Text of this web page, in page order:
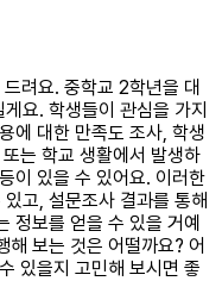
려요. 중학교 2학년을 대
요. 학생들이 관심을 가지
에 대한 만족도 조사, 학생
는 학교 생활에서 발생하
이 있을 수 있어요. 이러한
고, 설문조사 결과를 통해
정보를 얻을 수 있을 거예
해 보는 것은 어떨까요? 어
있을지 고민해 보시면 좋